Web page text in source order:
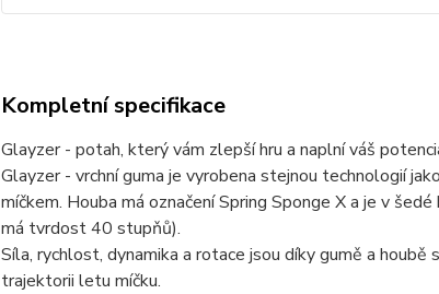
Kompletní specifikace
Glayzer - potah, který vám zlepší hru a naplní váš
Glayzer - vrchní guma je vyrobena stejnou technologií
míčkem. Houba má označení Spring Sponge X a je v
má tvrdost 40 stupňů).
Síla, rychlost, dynamika a rotace jsou díky gumě a
trajektorii letu míčku.